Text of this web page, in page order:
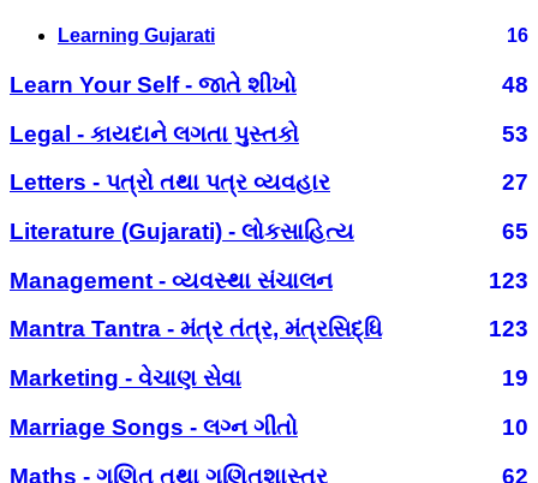
Learning Gujarati 16
Learn Your Self - જાતે શીખો
48
Legal - કાયદાને લગતા પુસ્તકો
53
Letters - પત્રો તથા પત્ર વ્યવહાર
27
Literature (Gujarati) - લોકસાહિત્ય
65
Management - વ્યવસ્થા સંચાલન
123
Mantra Tantra - મંત્ર તંત્ર, મંત્રસિદ્ધિ
123
Marketing - વેચાણ સેવા
19
Marriage Songs - લગ્ન ગીતો
10
Maths - ગણિત તથા ગણિતશાસ્ત્ર
62